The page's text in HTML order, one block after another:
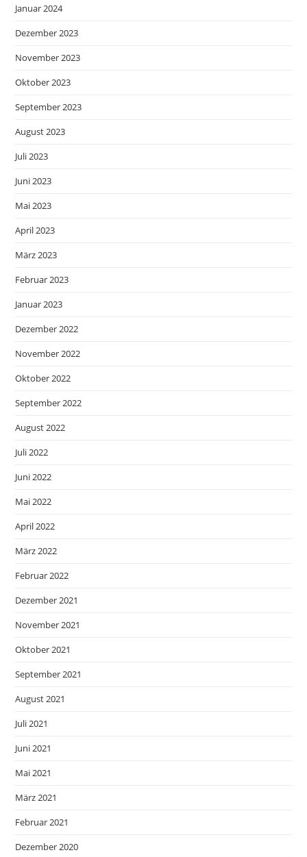
Januar 2024
Dezember 2023
November 2023
Oktober 2023
September 2023
August 2023
Juli 2023
Juni 2023
Mai 2023
April 2023
März 2023
Februar 2023
Januar 2023
Dezember 2022
November 2022
Oktober 2022
September 2022
August 2022
Juli 2022
Juni 2022
Mai 2022
April 2022
März 2022
Februar 2022
Dezember 2021
November 2021
Oktober 2021
September 2021
August 2021
Juli 2021
Juni 2021
Mai 2021
März 2021
Februar 2021
Dezember 2020